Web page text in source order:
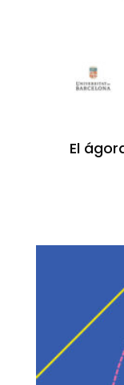
El